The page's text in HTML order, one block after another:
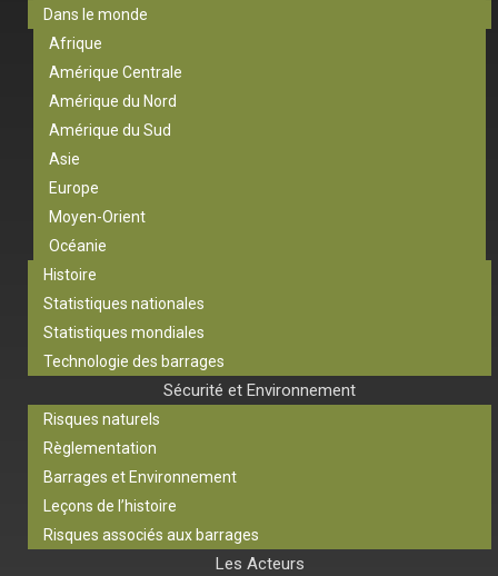
Dans le monde
Afrique
Amérique Centrale
Amérique du Nord
Amérique du Sud
Asie
Europe
Moyen-Orient
Océanie
Histoire
Statistiques nationales
Statistiques mondiales
Technologie des barrages
Sécurité et Environnement
Risques naturels
Règlementation
Barrages et Environnement
Leçons de l’histoire
Risques associés aux barrages
Les Acteurs